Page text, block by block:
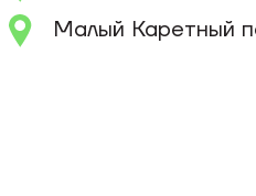
Малый Каретный